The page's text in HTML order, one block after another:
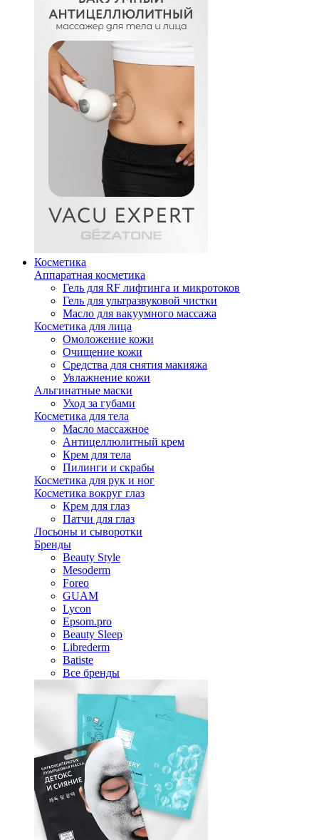
Косметика
Аппаратная косметика
Гель для RF лифтинга и микротоков
Гель для ультразвуковой чистки
Масло для вакуумного массажа
Косметика для лица
Омоложение кожи
Очищение кожи
Средства для снятия макияжа
Увлажнение кожи
Альгинатные маски
Уход за губами
Косметика для тела
Масло массажное
Антицеллюлитный крем
Крем для тела
Пилинги и скрабы
Косметика для рук и ног
Косметика вокруг глаз
Крем для глаз
Патчи для глаз
Лосьоны и сыворотки
Бренды
Beauty Style
Mesoderm
Foreo
GUAM
Lycon
Epsom.pro
Beauty Sleep
Librederm
Batiste
Все бренды